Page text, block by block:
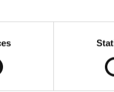
:
géographique qui
personnelles et